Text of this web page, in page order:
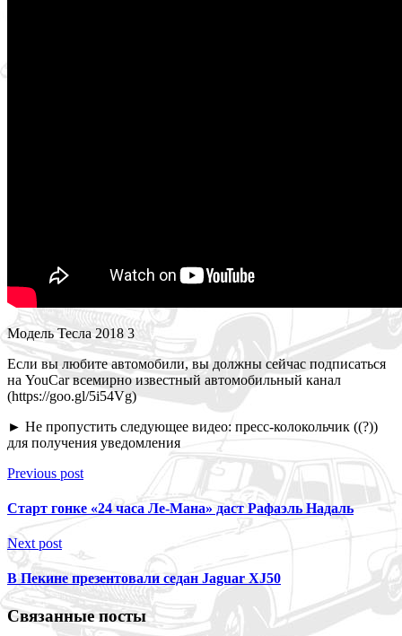
Модель Тесла 2018 3
Если вы любите автомобили, вы должны сейчас подписаться
на YouCar всемирно известный автомобильный канал
(https://goo.gl/5i54Vg)
► Не пропустить следующее видео: пресс-колокольчик ((?))
для получения уведомления
Previous post
Старт гонке «24 часа Ле-Мана» даст Рафаэль Надаль
Next post
В Пекине презентовали седан Jaguar XJ50
Связанные посты